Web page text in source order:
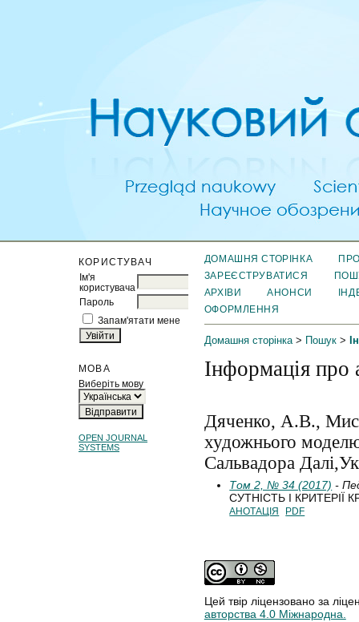
КОРИСТУВАЧ
Ім'я
користувача
Пароль
Запам'ятати мене
МОВА
Виберіть мову
OPEN JOURNAL
SYSTEMS
ДОМАШНЯ СТОРІНКА
ЗАРЕЄСТРУВАТИСЯ
АРХІВИ
АНОНСИ
ОФОРМЛЕННЯ
Домашня сторінка> Пошук>
Інформація про
Дяченко, А.В.,
художнього
Сальвадора
Том 2, № 34 (2017) -
СУТНІСТЬ І КРИТЕРІЇ
АНОТАЦІЯ PDF
Цей твір ліцензовано за
авторства 4.0 Міжнародна.